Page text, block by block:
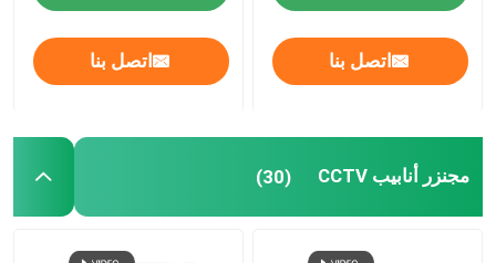
اتصل بنا اتصل بنا
مجنزر أنابيب CCTV (30)